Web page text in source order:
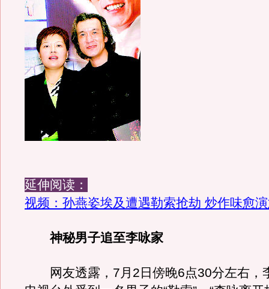
延伸阅读：
视频：孙燕姿埃及遭遇勒索抢劫 炒作味愈
神秘男子追至李咏家
网友透露，7月2日傍晚6点30分左右，